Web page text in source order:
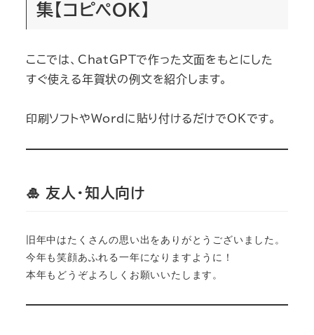
集【コピペOK】
ここでは、ChatGPTで作った文面をもとにした
すぐ使える年賀状の例文を紹介します。
印刷ソフトやWordに貼り付けるだけでOKです。
🎍 友人・知人向け
旧年中はたくさんの思い出をありがとうございました。
今年も笑顔あふれる一年になりますように！
本年もどうぞよろしくお願いいたします。